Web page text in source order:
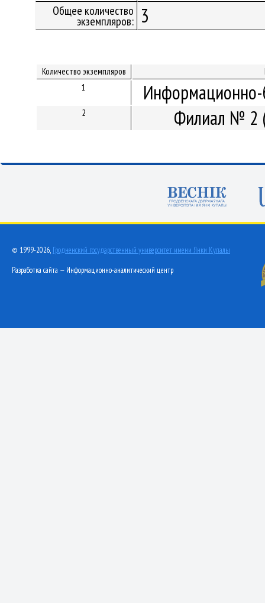
Общее количество
экземпляров: 3
Количество экземпляров
1
Информационно-
2 Филиал № 2
© 1999-2026, Гродненский государственный университет имени Янки Купалы
Разработка сайта — Информационно-аналитический центр